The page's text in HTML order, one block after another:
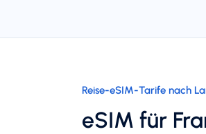
Reise-eSIM-Tarife nach
eSIM für